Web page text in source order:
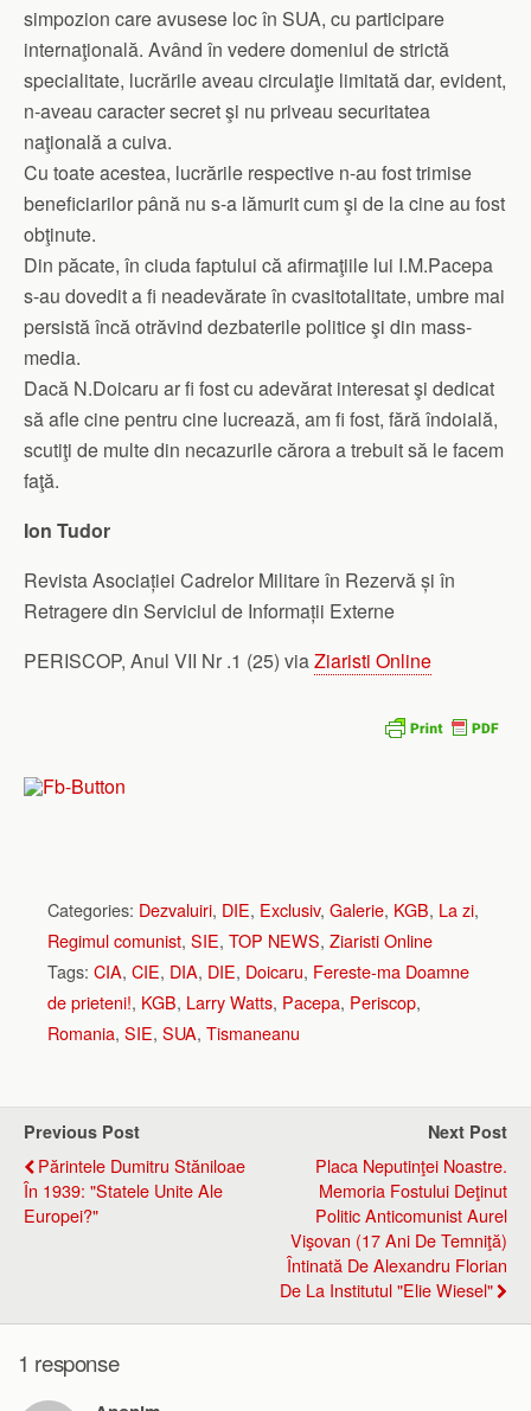
simpozion care avusese loc în SUA, cu participare
internaţională. Având în vedere domeniul de strictă
specialitate, lucrările aveau circulaţie limitată dar, evident,
n-aveau caracter secret şi nu priveau securitatea
naţională a cuiva.
Cu toate acestea, lucrările respective n-au fost trimise
beneficiarilor până nu s-a lămurit cum şi de la cine au fost
obţinute.
Din păcate, în ciuda faptului că afirmaţiile lui I.M.Pacepa
s-au dovedit a fi neadevărate în cvasitotalitate, umbre mai
persistă încă otrăvind dezbaterile politice şi din mass-
media.
Dacă N.Doicaru ar fi fost cu adevărat interesat şi dedicat
să afle cine pentru cine lucrează, am fi fost, fără îndoială,
scutiţi de multe din necazurile cărora a trebuit să le facem
faţă.
Ion Tudor
Revista Asociației Cadrelor Militare în Rezervă și în
Retragere din Serviciul de Informații Externe
PERISCOP, Anul VII Nr .1 (25) viaZiaristi Online
Categories: Dezvaluiri, DIE, Exclusiv, Galerie, KGB, La zi,
Regimul comunist, SIE, TOP NEWS, Ziaristi Online
Tags: CIA, CIE, DIA, DIE, Doicaru, Fereste-ma Doamne
de prieteni!, KGB, Larry Watts, Pacepa, Periscop,
Romania, SIE, SUA, Tismaneanu
Previous Post
Părintele Dumitru Stăniloae
În 1939: "Statele Unite Ale
Europei?"
Next Post
Placa Neputinţei Noastre.
Memoria Fostului Deţinut
Politic Anticomunist Aurel
Vişovan (17 Ani De Temniţă)
Întinată De Alexandru Florian
De La Institutul "Elie Wiesel"
1 response